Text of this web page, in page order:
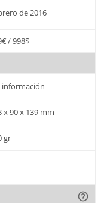
de 2016
/ 998$
información
x 90 x 139 mm
gr
help_outline